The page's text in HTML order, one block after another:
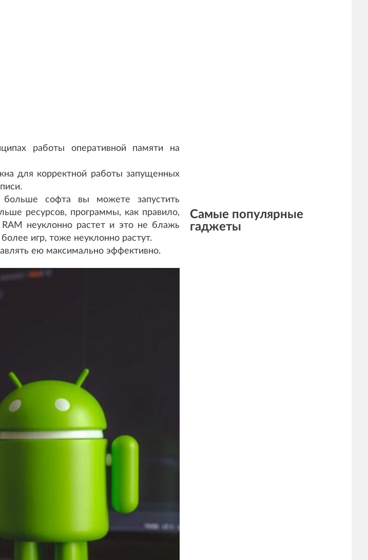
работы оперативной памяти на
для корректной работы запущенных
софта вы можете запустить
ресурсов, программы, как правило,
неуклонно растет и это не блажь
игр, тоже неуклонно растут.
ею максимально эффективно.
Самые популярные
гаджеты